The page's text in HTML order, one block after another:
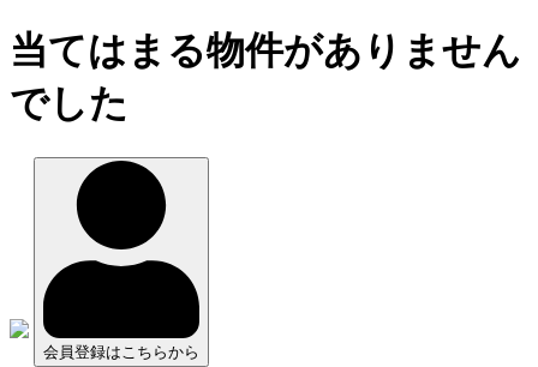
当てはまる物件がありません
でした
会員登録はこちらから